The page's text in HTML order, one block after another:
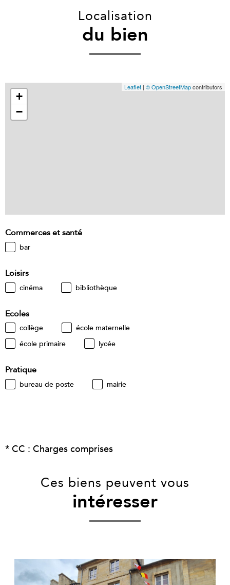
Localisation
du bien
+
−
Leaflet | © OpenStreetMapcontributors
Commerces et santé
bar
Loisirs
cinéma bibliothèque
Ecoles
collège
école maternelle
école primaire
lycée
Pratique
bureau de poste mairie
* CC : Charges comprises
Ces biens peuvent vous
intéresser